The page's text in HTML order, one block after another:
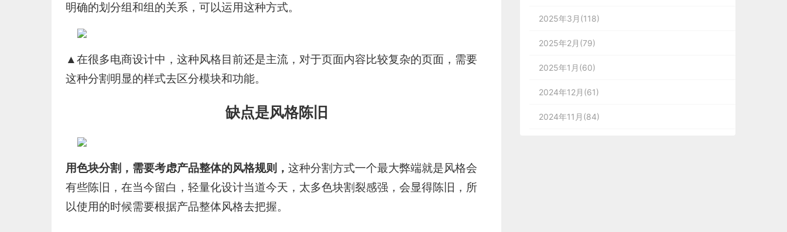
明确的划分组和组的关系，可以运用这种方式。
▲在很多电商设计中，这种风格目前还是主流，对于页面内容比较复杂的页面，需要
这种分割明显的样式去区分模块和功能。
缺点是风格陈旧
用色块分割，需要考虑产品整体的风格规则， 这种分割方式一个最大弊端就是风格会
有些陈旧，在当今留白，轻量化设计当道今天，太多色块割裂感强，会显得陈旧，所
以使用的时候需要根据产品整体风格去把握。
2025年3月(118)
2025年2月(79)
2025年1月(60)
2024年12月(61)
2024年11月(84)